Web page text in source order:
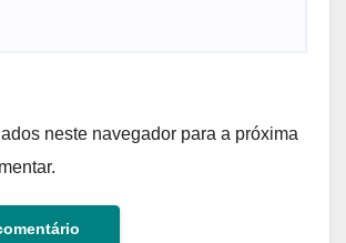
neste navegador para a próxima